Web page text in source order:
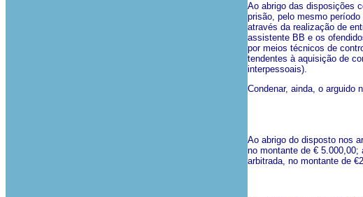
Ao abrigo das disposições
prisão, pelo mesmo
através da realização de
assistente BB e os
por meios técnicos de
tendentes à aquisição de
interpessoais).
Condenar, ainda, o arguido
Ao abrigo do disposto nos
no montante de €
arbitrada, no montante de